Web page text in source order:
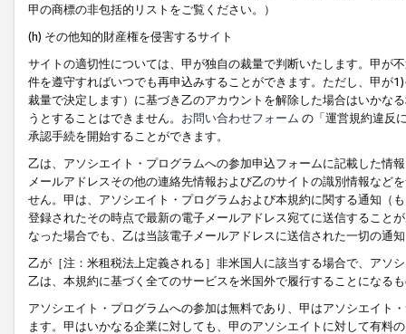
甲の商標の非包括的リストをご覧ください。）
(h) その他知的財産権を侵害するサイト
サイトの適切性については、甲が独自の裁量で判断いたします。甲が
件を遵守すればいつでも再申込みすることができます。ただし、甲が
裁量で決定します）に基づき乙のアカウントを解除した場合はいかな
うとすることはできません。 お問い合わせフォーム の「運営規約違反
承認手続を開始することができます。
乙は、アソシエイト・プログラムへの参加申込フォームに記載した情
メールアドレスその他の連絡先情報および乙のサイトの識別情報など
せん。甲は、アソシエイト・プログラムおよび本規約に関する通知（
登録されたその時点で最新の電子メールアドレス宛てに送信すること
なった場合でも、乙は当該電子メールアドレスに送信された一切の通
乙が［注：米租税法上定義される］非米国人に該当する場合で、アソ
乙は、本規約に基づく全てのサービスを米国外で履行することになる
アソシエイト・プログラムへの参加は無料であり、甲はアソシエイト
ます。甲はいかなる企業に対しても、甲のアソシエイトに対して有料